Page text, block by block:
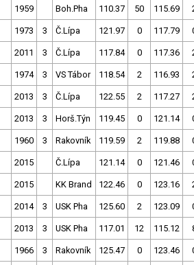
1959 Boh.Pha 110.37 50 115.69
1973 3 Č.Lípa 121.97 0 117.79
2011 3 Č.Lípa 117.84 0 117.36
1974 3 VS Tábor 118.54 2 116.93
2013 3 Č.Lípa 122.55 2 117.27
2013 3 Horš.Týn 119.45 0 121.14
1960 3 Rakovník 119.59 2 119.88
2015 Č.Lípa 121.14 0 121.46
2015 KK Brand 122.46 0 123.16
2014 3 USK Pha 125.60 2 123.09
2013 3 USK Pha 117.01 12 115.12
1966 3 Rakovník 125.47 0 123.46